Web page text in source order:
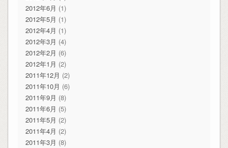
2012年6月 (1)
2012年5月 (1)
2012年4月 (1)
2012年3月 (4)
2012年2月 (6)
2012年1月 (2)
2011年12月 (2)
2011年10月 (6)
2011年9月 (8)
2011年6月 (5)
2011年5月 (2)
2011年4月 (2)
2011年3月 (8)